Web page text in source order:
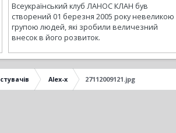
Всеукраїнський клуб ЛАНОС КЛАН був
створений 01 березня 2005 року невеликою
групою людей, які зробили величезний
внесок в його розвиток.
Alex-x 27112009121.jpg